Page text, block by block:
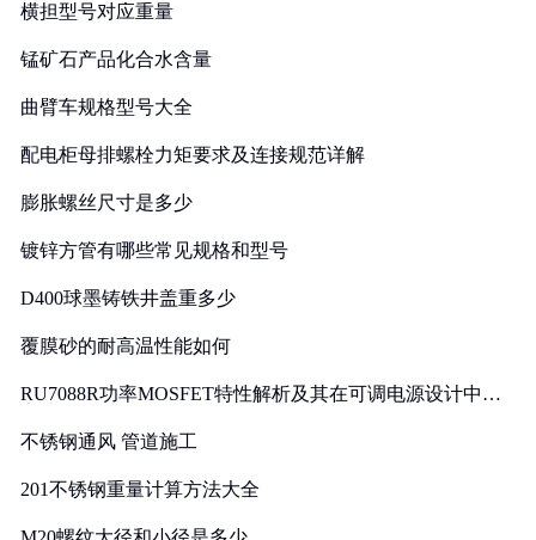
横担型号对应重量
锰矿石产品化合水含量
曲臂车规格型号大全
配电柜母排螺栓力矩要求及连接规范详解
膨胀螺丝尺寸是多少
镀锌方管有哪些常见规格和型号
D400球墨铸铁井盖重多少
覆膜砂的耐高温性能如何
RU7088R功率MOSFET特性解析及其在可调电源设计中的
不锈钢通风 管道施工
201不锈钢重量计算方法大全